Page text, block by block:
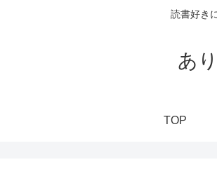
読書好き
あ
TOP